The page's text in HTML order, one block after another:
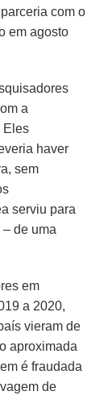
com o
em agosto
a
Eles
haver
sem
serviu para
de uma
em
a 2020,
vieram de
aproximada
é fraudada
de